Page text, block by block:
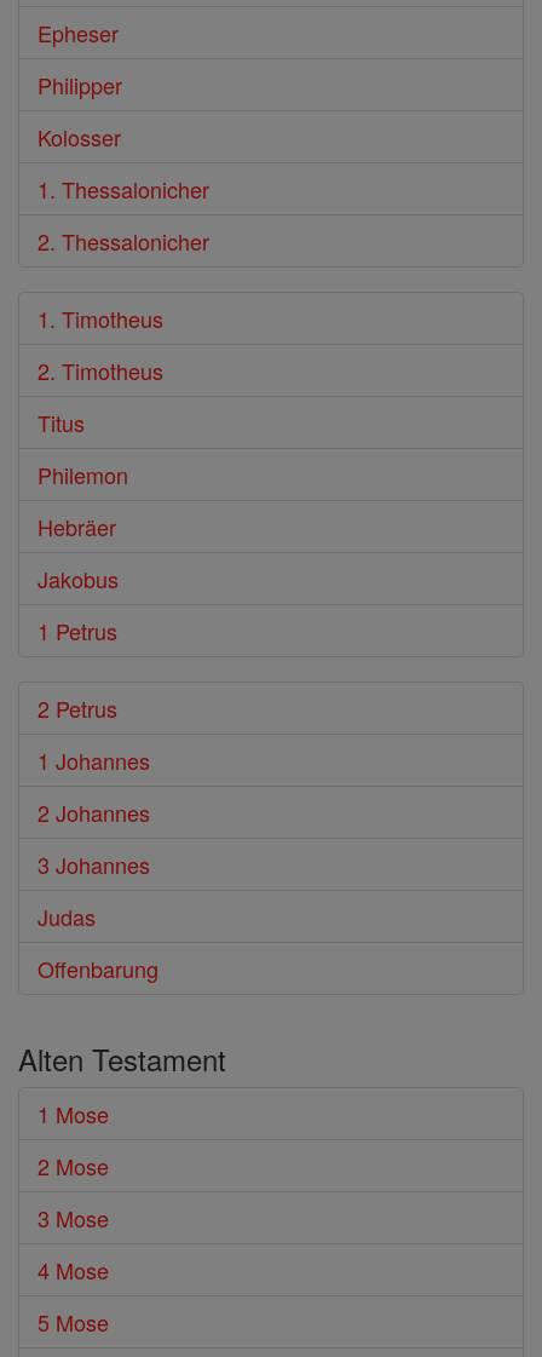
Epheser
Philipper
Kolosser
1. Thessalonicher
2. Thessalonicher
1. Timotheus
2. Timotheus
Titus
Philemon
Hebräer
Jakobus
1 Petrus
2 Petrus
1 Johannes
2 Johannes
3 Johannes
Judas
Offenbarung
Alten Testament
1 Mose
2 Mose
3 Mose
4 Mose
5 Mose